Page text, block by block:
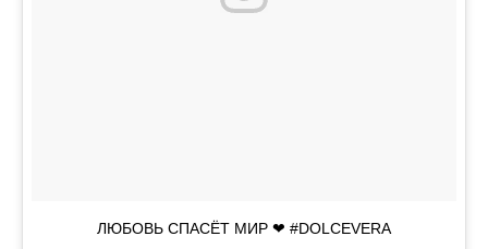
ЛЮБОВЬ СПАСЁТ МИР ❤ #DOLCEVERA